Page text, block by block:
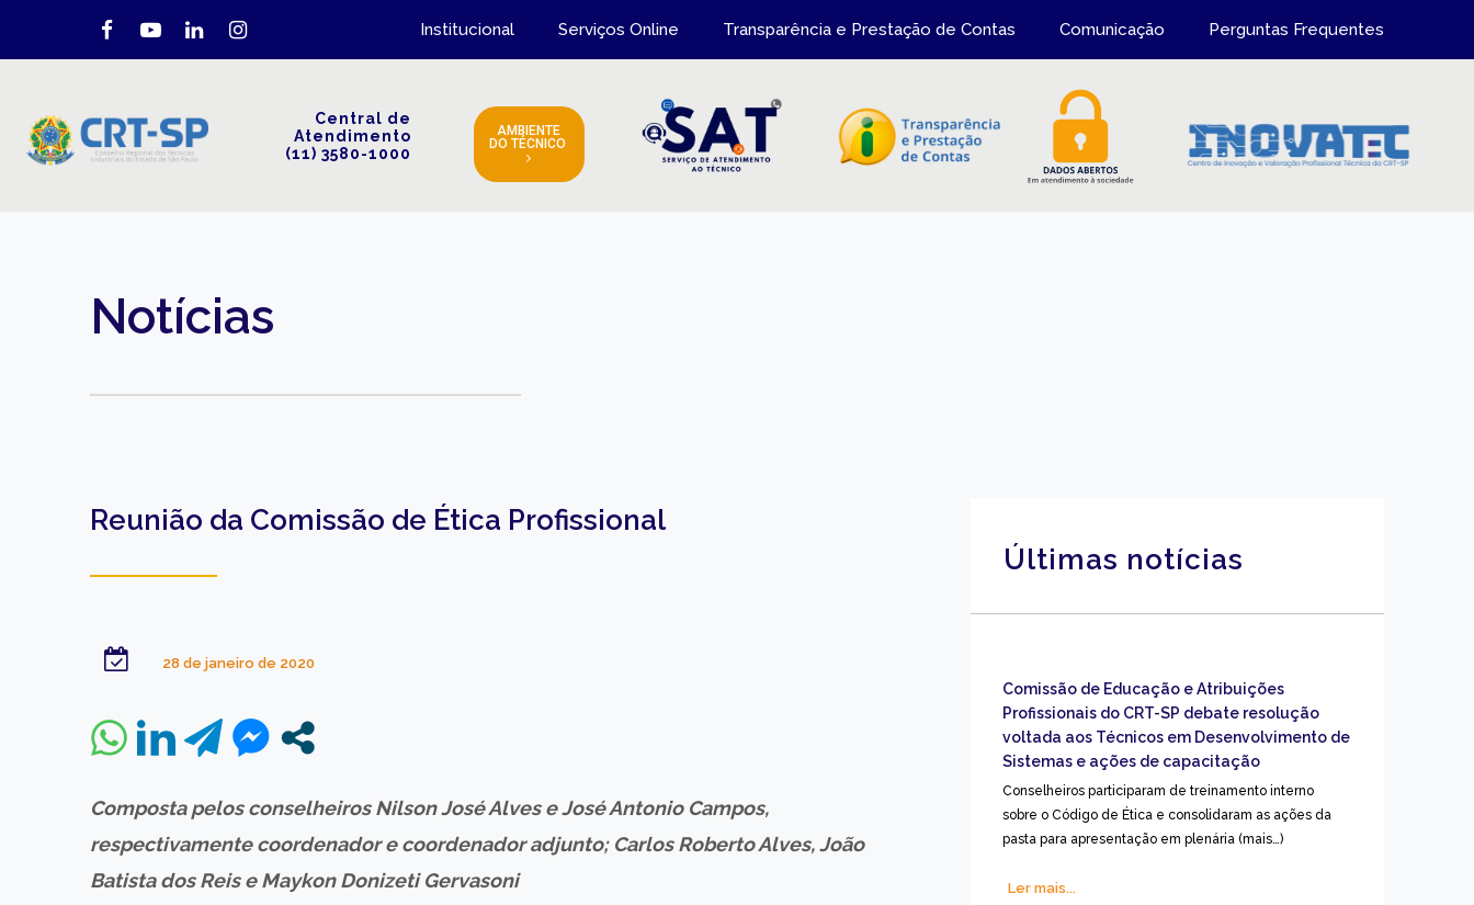
Institucional Serviços Online Transparência e Prestação de Contas Comunicação Perguntas Frequentes
Central de
Atendimento
(11) 3580-1000
AMBIENTE
DO TÉCNICO
Notícias
Reunião da Comissão de Ética Profissional
28 de janeiro de 2020
Composta pelos conselheiros Nilson José Alves e José Antonio Campos,
respectivamente coordenador e coordenador adjunto; Carlos Roberto Alves, João
Batista dos Reis e Maykon Donizeti Gervasoni
Últimas notícias
Comissão de Educação e Atribuições
Profissionais do CRT-SP debate resolução
voltada aos Técnicos em Desenvolvimento de
Sistemas e ações de capacitação
Conselheiros participaram de treinamento interno
sobre o Código de Ética e consolidaram as ações da
pasta para apresentação em plenária (mais…)
Ler mais...